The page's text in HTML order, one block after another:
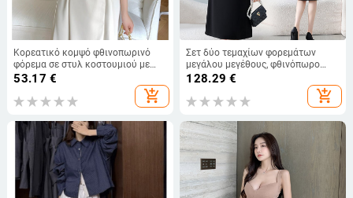
Κορεατικό κομψό φθινοπωρινό
φόρεμα σε στυλ κοστουμιού με
γιακά τύπου πέτο, στενή μέση,
Α‑γραμμή, εμπνευσμένο από
Χεπμπερν
53.17 €
add_shopping_cart
Σετ δύο τεμαχίων φορεμάτων
μεγάλου μεγέθους, φθινόπωρο
2025, κομψή γραμμή, μεσαίου
μήκους Α‑γραμμή, στρογγυλός
λαιμός, μακριά μανίκια
128.29 €
add_shopping_cart